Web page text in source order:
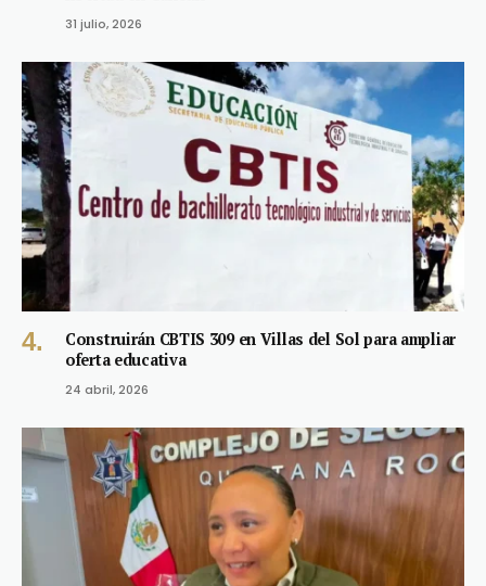
31 julio, 2026
Construirán CBTIS 309 en Villas del Sol para ampliar
oferta educativa
24 abril, 2026